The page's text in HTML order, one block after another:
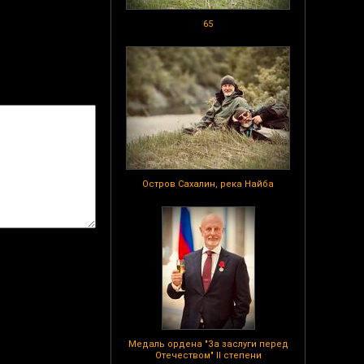
65
Остров Сахалин, река Найба
Медаль ордена "За заслуги перед
Отечеством" II степени